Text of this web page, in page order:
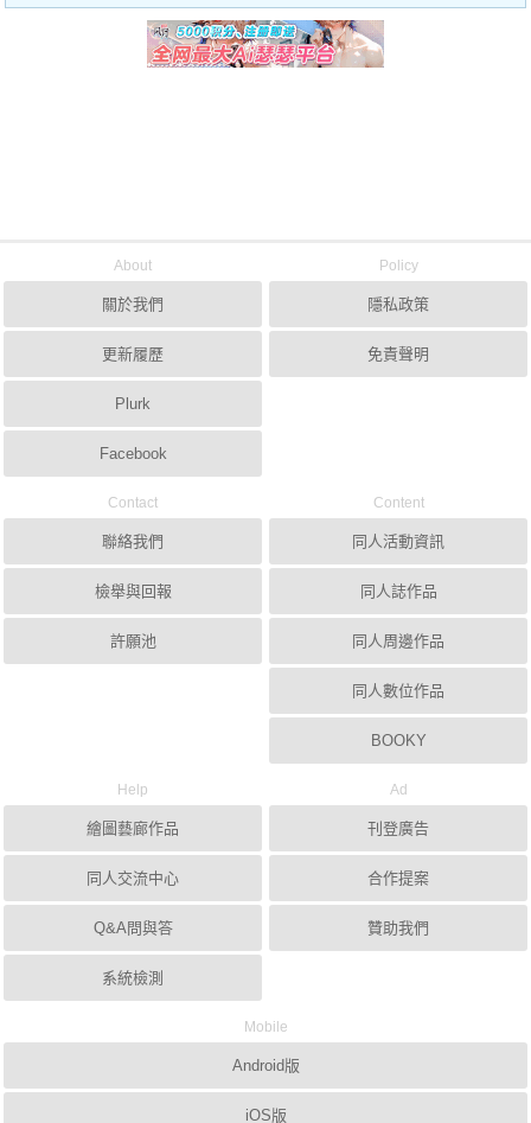
About
關於我們
更新履歷
Plurk
Facebook
Policy
隱私政策
免責聲明
Contact
聯絡我們
檢舉與回報
許願池
Content
同人活動資訊
同人誌作品
同人周邊作品
同人數位作品
BOOKY
Help
繪圖藝廊作品
同人交流中心
Q&A問與答
系統檢測
Ad
刊登廣告
合作提案
贊助我們
Mobile
Android版
iOS版